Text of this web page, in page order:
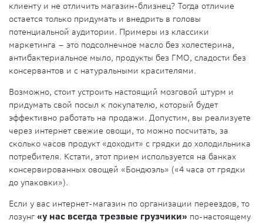
клиенту и не отличить магазин-близнец? Тогда отличие
остается только придумать и внедрить в головы
потенциальной аудитории. Примеры из классики
маркетинга – это подсолнечное масло без холестерина,
антибактериальное мыло, продукты без ГМО, сладости без
консервантов и с натуральными красителями.
Возможно, стоит устроить настоящий мозговой штурм и
придумать свой посыл к покупателю, который будет
эффективно работать на продажи. Допустим, вы реализуете
через интернет свежие овощи, то можно посчитать, за
сколько часов продукт «доходит» с грядки до холодильника
потребителя. Кстати, этот прием используется на банках
консервированных овощей «Бондюэль» («4 часа от грядки
до упаковки»).
Если у вас интернет-магазин по организации переездов, то
лозунг «у нас всегда трезвые грузчики» по-настоящему